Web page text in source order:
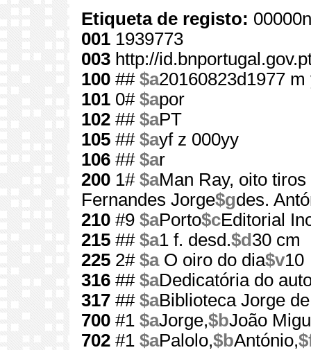
Etiqueta de registo:
001 1939773
003 http://
100 ## $a20160823d1977
101 0# $apor
102 ## $aPT
105 ## $ayf z 000yy
106 ## $ar
200 1# $aMan Ray, oito
Fernandes Jorge$gdes.
210 #9 $aPorto$cEditorial
215 ## $a1 f. desd.$d 30 cm
225 2# $aO oiro do dia$v10
316 ## $aDedicatória do
317 ## $aBiblioteca Jorge
700 #1 $aJorge,$bJoão
702 #1 $aPalolo,$bAntónio,